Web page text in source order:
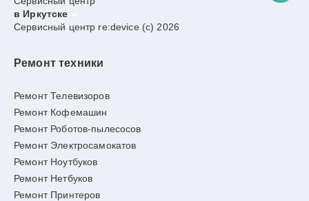
в Иркутске
Сервисный центр re:device (c) 2026
Ремонт техники
Ремонт Телевизоров
Ремонт Кофемашин
Ремонт Роботов-пылесосов
Ремонт Электросамокатов
Ремонт Ноутбуков
Ремонт Нетбуков
Ремонт Принтеров